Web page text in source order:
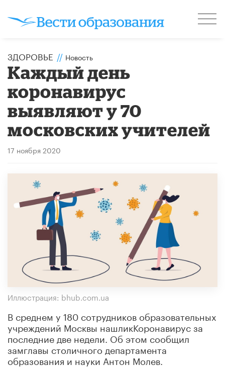
ЗДОРОВЬЕ // Новость
Каждый день
коронавирус
выявляют у 70
московских учителей
17 ноября 2020
Иллюстрация: bhub.com.ua
В среднем у 180 сотрудников образовательных
учреждений Москвы нашликКоронавирус за
последние две недели. Об этом сообщил
замглавы столичного департамента
образования и науки Антон Молев.